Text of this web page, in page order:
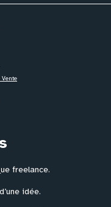
freelance.
d’une idée.